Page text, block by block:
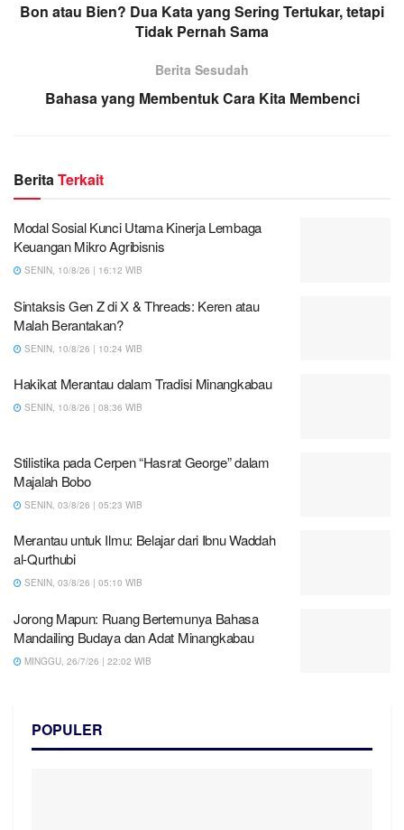
Bon atau Bien? Dua Kata yang Sering Tertukar, tetapi
Tidak Pernah Sama
Berita Sesudah
Bahasa yang Membentuk Cara Kita Membenci
BeritaTerkait
Modal Sosial Kunci Utama Kinerja Lembaga
Keuangan Mikro Agribisnis
SENIN, 10/8/26 | 16:12 WIB
Sintaksis Gen Z di X & Threads: Keren atau
Malah Berantakan?
SENIN, 10/8/26 | 10:24 WIB
Hakikat Merantau dalam Tradisi Minangkabau
SENIN, 10/8/26 | 08:36 WIB
Stilistika pada Cerpen “Hasrat George” dalam
Majalah Bobo
SENIN, 03/8/26 | 05:23 WIB
Merantau untuk Ilmu: Belajar dari Ibnu Waddah
al-Qurthubi
SENIN, 03/8/26 | 05:10 WIB
Jorong Mapun: Ruang Bertemunya Bahasa
Mandailing Budaya dan Adat Minangkabau
MINGGU, 26/7/26 | 22:02 WIB
POPULER